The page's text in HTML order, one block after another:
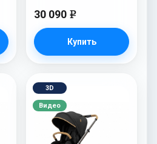
30 090 e
Купить
3D
Видео